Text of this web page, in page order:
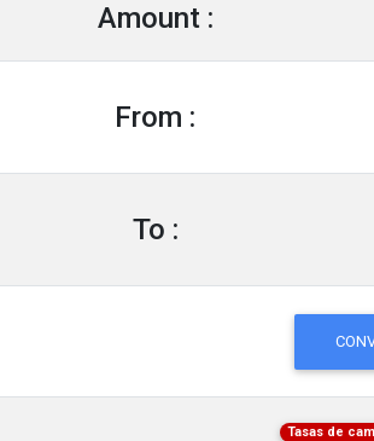
Amount :
From :
To :
Tasas de